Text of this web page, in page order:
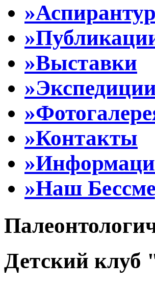
»Выставки
»Контакты
»Наш
Детский клуб